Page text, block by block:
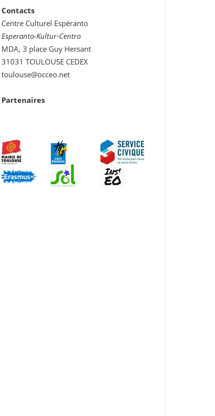
Contacts
Centre Culturel Espéranto
Esperanto-Kultur-Centro
MDA, 3 place Guy Hersant
31031 TOULOUSE CEDEX
toulouse@occeo.net
Partenaires